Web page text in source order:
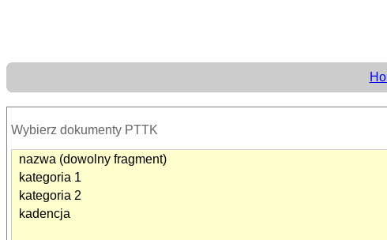
Wybierz dokumenty PTTK
nazwa (dowolny fragment)
kategoria 1
kategoria 2
kadencja